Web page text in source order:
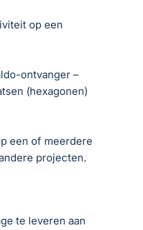
op een
ontvanger –
(hexagonen)
een of meerdere
projecten.
te leveren aan